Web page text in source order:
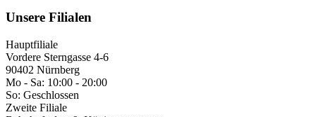
Unsere Filialen
Hauptfiliale
Vordere Sterngasse 4-6
90402 Nürnberg
Mo - Sa: 10:00 - 20:00
So: Geschlossen
Zweite Filiale